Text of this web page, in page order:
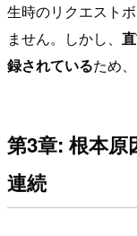
生時のリクエスト
ません。しかし、
録されているため
第3章: 根本
連続